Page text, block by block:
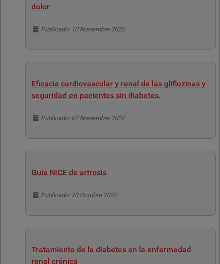
dolor
Detalles
Publicado: 10 Noviembre 2022
Eficacia cardiovascular y renal de las gliflozinas y
seguridad en pacientes sin diabetes.
Detalles
Publicado: 02 Noviembre 2022
Guia NICE de artrosis
Detalles
Publicado: 20 Octubre 2022
Tratamiento de la diabetes en la enfermedad
renal crónica